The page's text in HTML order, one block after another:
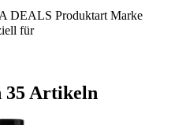
DEALS Produktart Marke
für
35 Artikeln